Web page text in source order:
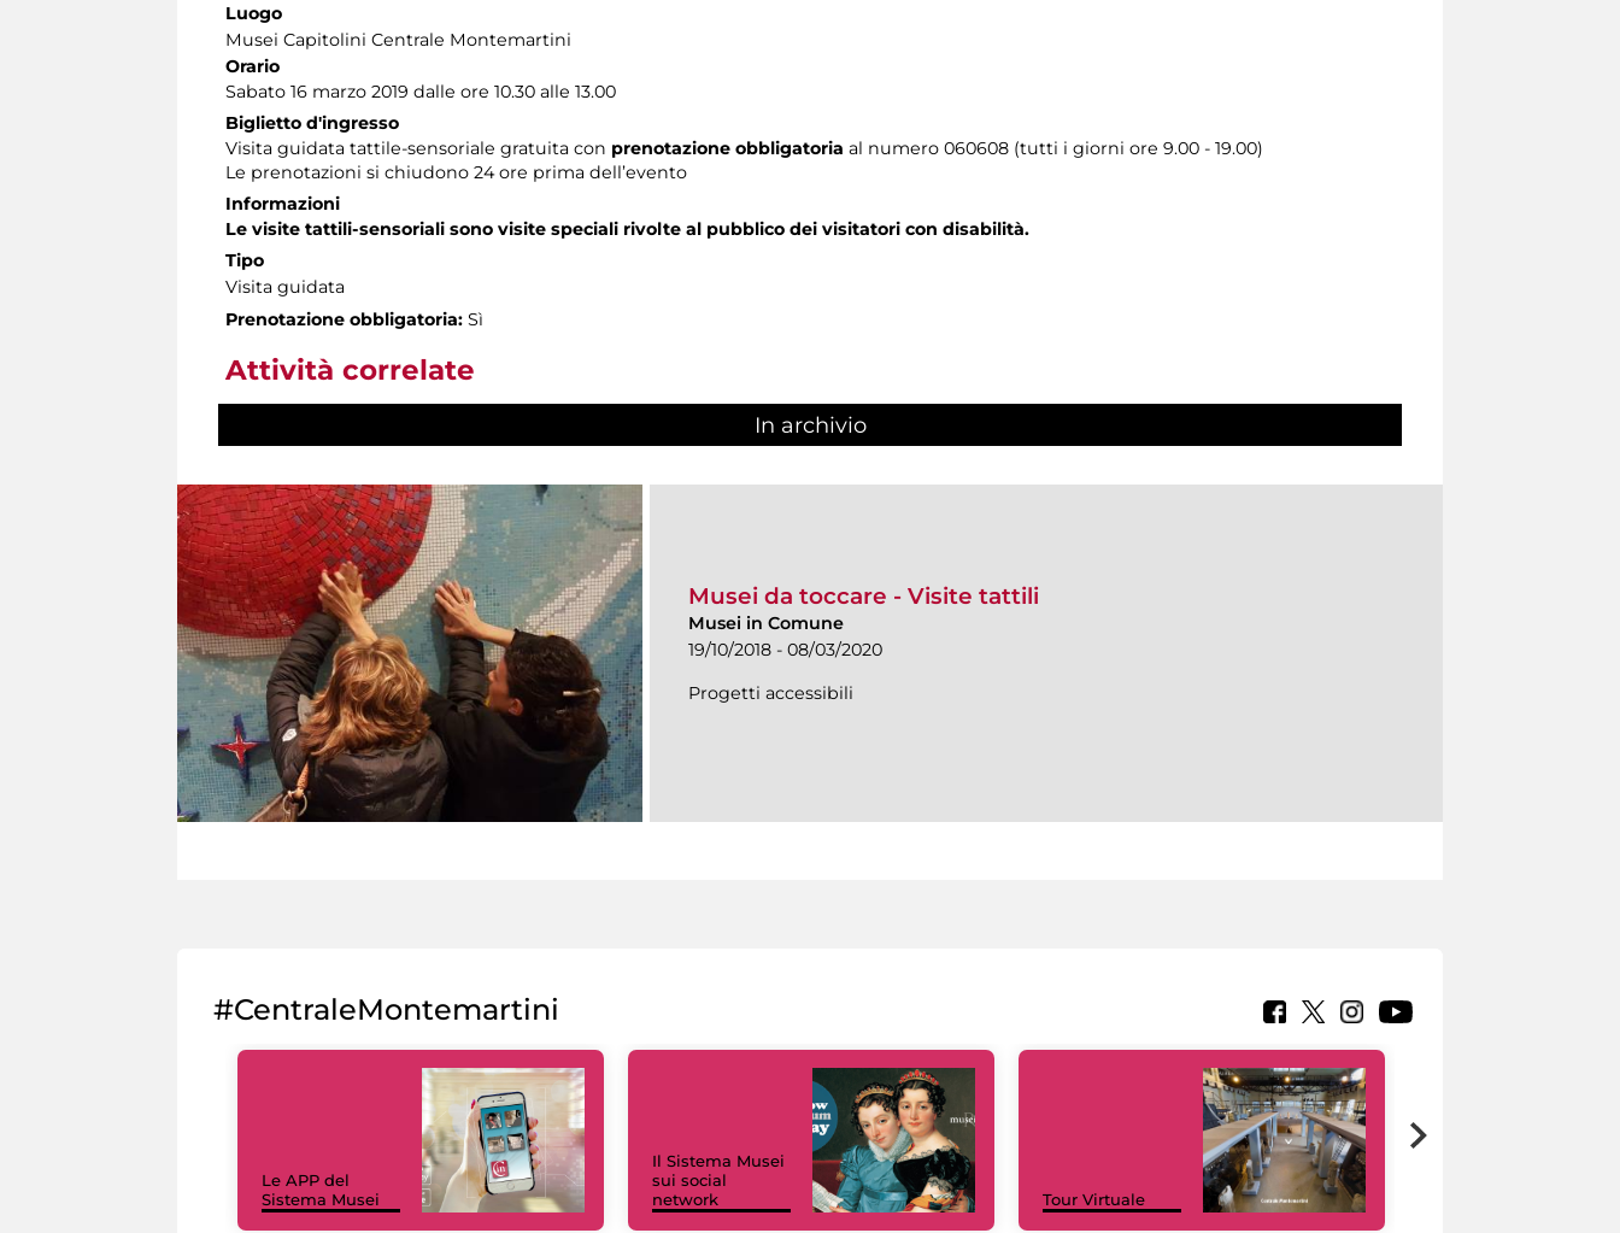
Luogo
Musei Capitolini Centrale Montemartini
Orario
Sabato 16 marzo 2019 dalle ore 10.30 alle 13.00
Biglietto d'ingresso
Visita guidata tattile-sensoriale gratuita con prenotazione obbligatoria al numero 060608 (tutti i giorni ore 9.00 - 19.00)
Le prenotazioni si chiudono 24 ore prima dell’evento
Informazioni
Le visite tattili-sensoriali sono visite speciali rivolte al pubblico dei visitatori con disabilità.
Tipo
Visita guidata
Prenotazione obbligatoria: Sì
Attività correlate
In archivio
Musei da toccare - Visite tattili
Musei in Comune
19/10/2018 - 08/03/2020
Progetti accessibili
#CentraleMontemartini
Le APP del
Sistema Musei
Il Sistema Musei
sui social
network
Tour Virtuale